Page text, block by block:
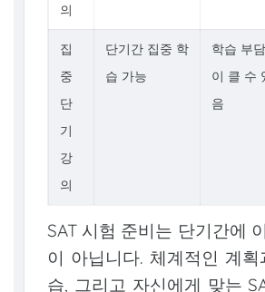
의
집
중
단
기
강
의
단기간 집중 학
습 가능
학습 부담
이 클 수
음
SAT 시험 준비는 단기간에
이 아닙니다. 체계적인 계
습, 그리고 자신에게 맞는